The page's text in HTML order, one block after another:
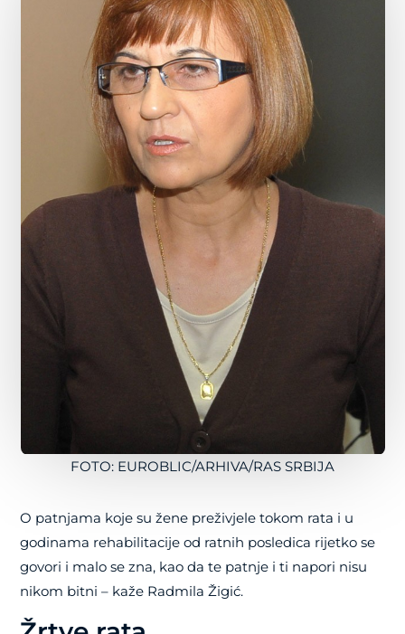
FOTO: EUROBLIC/ARHIVA/RAS SRBIJA
O patnjama koje su žene preživjele tokom rata i u
godinama rehabilitacije od ratnih posledica rijetko se
govori i malo se zna, kao da te patnje i ti napori nisu
nikom bitni – kaže Radmila Žigić.